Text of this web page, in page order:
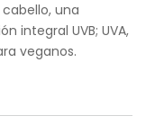
una
integral UVB; UVA,
veganos.